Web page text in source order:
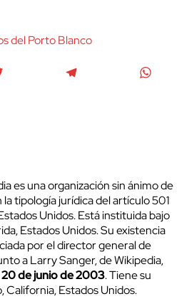
del Porto Blanco
es una organización sin ánimo de
tipología jurídica del artículo 501
Unidos. Está instituida bajo
Estados Unidos. Su existencia
por el director general de
a Larry Sanger, de Wikipedia,
20 de junio de 2003. Tiene su
California, Estados Unidos.